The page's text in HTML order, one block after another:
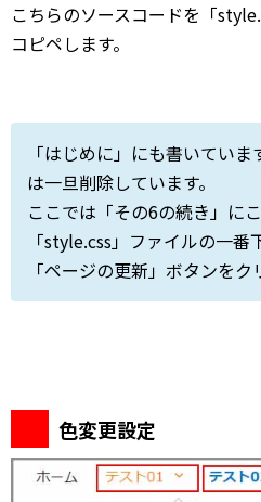
こちらのソースコードを「
コピペします。
「はじめに」にも書いてい
は一旦削除しています。
ここでは「その6の続き」に
「style.css」ファイルの一番
「ページの更新」ボタンをク
色変更設定